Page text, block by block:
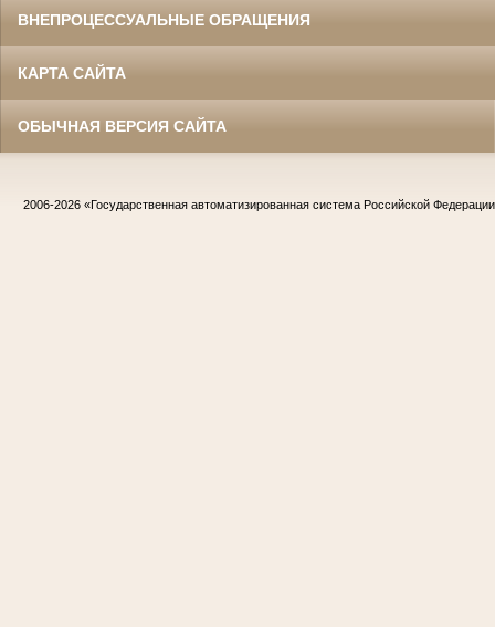
ВНЕПРОЦЕССУАЛЬНЫЕ ОБРАЩЕНИЯ
КАРТА САЙТА
ОБЫЧНАЯ ВЕРСИЯ САЙТА
2006-2026 «Государственная автоматизированная система Российской